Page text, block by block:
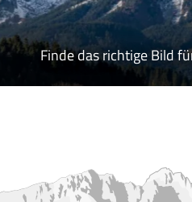
Finde das richtige Bild